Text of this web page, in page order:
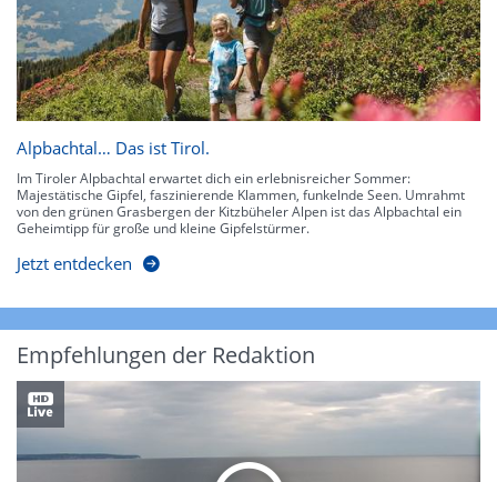
Alpbachtal… Das ist Tirol.
Im Tiroler Alpbachtal erwartet dich ein erlebnisreicher Sommer:
Majestätische Gipfel, faszinierende Klammen, funkelnde Seen. Umrahmt
von den grünen Grasbergen der Kitzbüheler Alpen ist das Alpbachtal ein
Geheimtipp für große und kleine Gipfelstürmer.
Jetzt entdecken
Empfehlungen der Redaktion